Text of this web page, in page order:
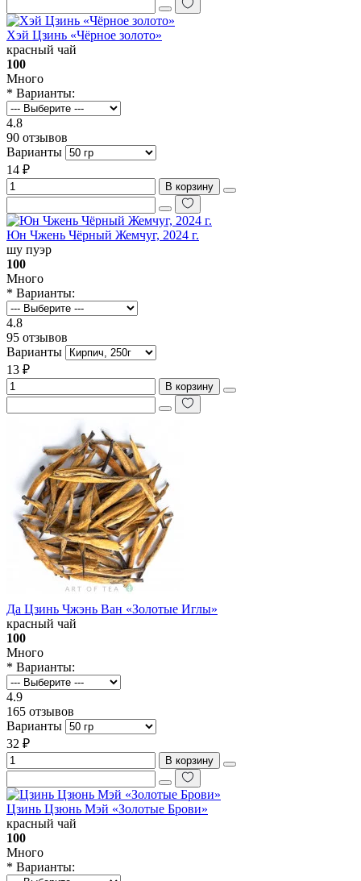
Хэй Цзинь «Чёрное золото»
красный чай
100
Много
* Варианты:
4.8
90 отзывов
Варианты
14 ₽
В корзину
Юн Чжень Чёрный Жемчуг, 2024 г.
шу пуэр
100
Много
* Варианты:
4.8
95 отзывов
Варианты
13 ₽
В корзину
Да Цзинь Чжэнь Ван «Золотые Иглы»
красный чай
100
Много
* Варианты:
4.9
165 отзывов
Варианты
32 ₽
В корзину
Цзинь Цзюнь Мэй «Золотые Брови»
красный чай
100
Много
* Варианты: